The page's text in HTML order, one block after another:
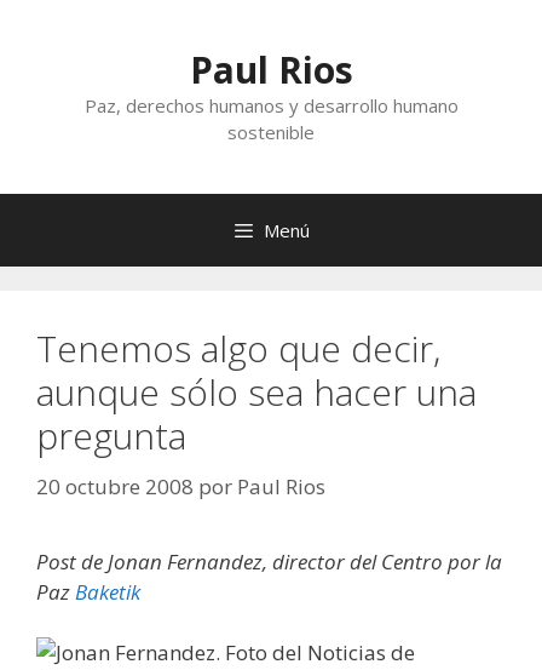
Paul Rios
Paz, derechos humanos y desarrollo humano
sostenible
Menú
Tenemos algo que decir,
aunque sólo sea hacer una
pregunta
20 octubre 2008 por Paul Rios
Post de Jonan Fernandez, director del Centro por la
Paz Baketik